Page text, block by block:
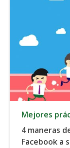
Mejores
4 maneras
Facebook a